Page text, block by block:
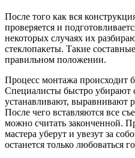
После того как вся
проверяется и
некоторых случаях их
стеклопакеты. Такие
правильном положении.
Процесс монтажа происходит
Специалисты быстро убирают
устанавливают, выравнивают
После чего вставляются все
можно считать законченной.
мастера уберут и увезут за
останется только любоваться